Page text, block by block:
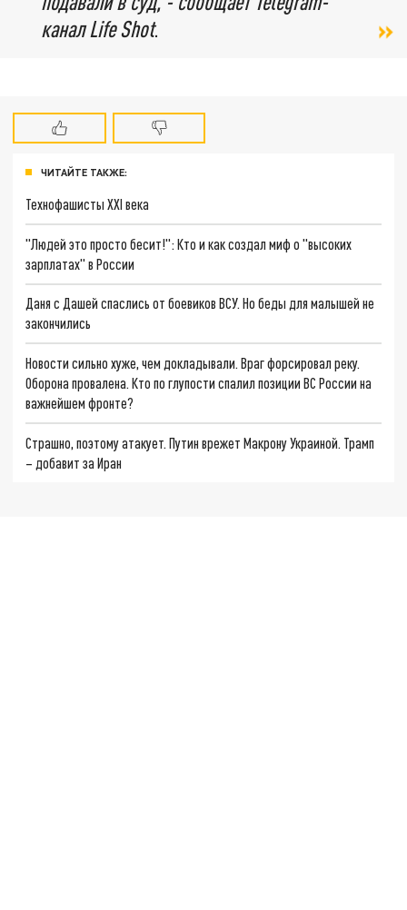
канал Life Shot.
ЧИТАЙТЕ ТАКЖЕ:
Технофашисты XXI века
"Людей это просто бесит!": Кто и как создал миф о "высоких
зарплатах" в России
Даня с Дашей спаслись от боевиков ВСУ. Но беды для малышей не
закончились
Новости сильно хуже, чем докладывали. Враг форсировал реку.
Оборона провалена. Кто по глупости спалил позиции ВС России на
важнейшем фронте?
Страшно, поэтому атакует. Путин врежет Макрону Украиной. Трамп
– добавит за Иран